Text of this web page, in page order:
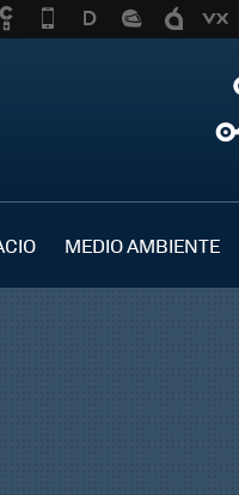
MEDIO AMBIENTE